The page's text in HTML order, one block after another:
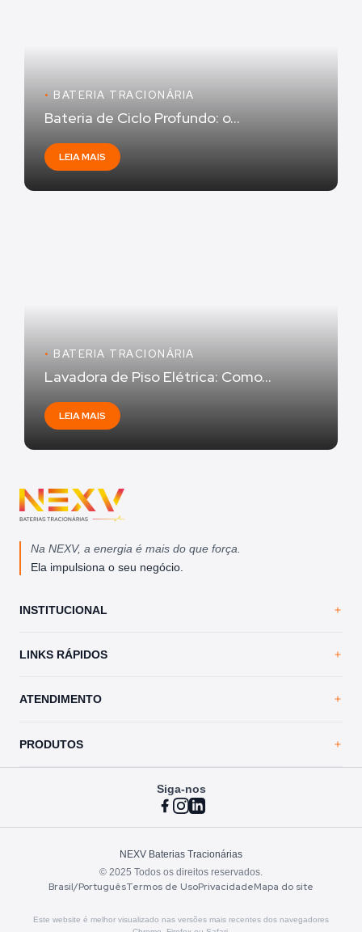
• BATERIA TRACIONÁRIA
Bateria de Ciclo Profundo: o...
LEIA MAIS
• BATERIA TRACIONÁRIA
Lavadora de Piso Elétrica: Como...
LEIA MAIS
Na NEXV, a energia é mais do que força.
Ela impulsiona o seu negócio.
INSTITUCIONAL
Trabalhe Conosco
LINKS RÁPIDOS
Contato
ATENDIMENTO
Assistência técnica
PRODUTOS
Modelos TNE
Siga-nos
NEXV Baterias Tracionárias
© 2025 Todos os direitos reservados.
Brasil/PortuguêsTermos de UsoPrivacidadeMapa do site
Este website é melhor visualizado nas versões mais recentes dos navegadores